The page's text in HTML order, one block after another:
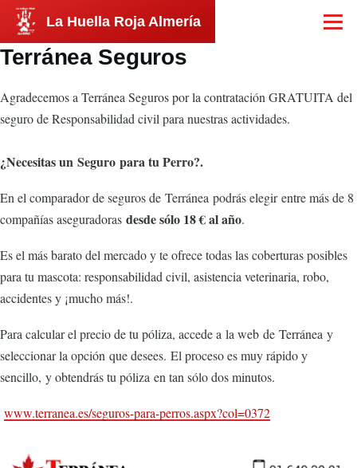
Pasar al contenido principal
La Huella Roja Almería Menú
Terránea Seguros
Agradecemos a Terránea Seguros por la contratación GRATUITA del
seguro de Responsabilidad civil para nuestras actividades.
¿Necesitas un Seguro para tu Perro?.
En el comparador de seguros de Terránea podrás elegir entre más de 8
compañías aseguradoras desde sólo 18 € al año.
Es el más barato del mercado y te ofrece todas las coberturas posibles
para tu mascota: responsabilidad civil, asistencia veterinaria, robo,
accidentes y ¡mucho más!.
Para calcular el precio de tu póliza, accede a la web de Terránea y
seleccionar la opción que desees. El proceso es muy rápido y
sencillo, y obtendrás tu póliza en tan sólo dos minutos.
www.terranea.es/seguros-para-perros.aspx?col=0372